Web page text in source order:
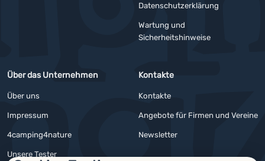
Datenschutzerklärung
Wartung und
Sicherheitshinweise
Über das Unternehmen
Über uns
Impressum
4camping4nature
Unsere Tester
Kontakte
Kontakte
Angebote für Firmen und Vereine
Newsletter